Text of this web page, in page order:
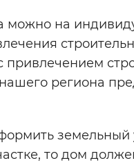
на
региона
земельный
то дом